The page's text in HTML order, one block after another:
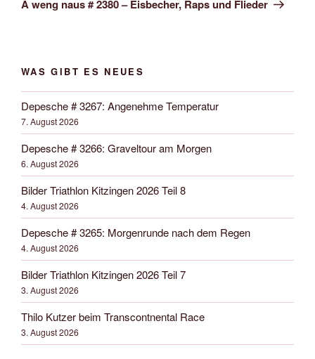
A weng naus # 2380 – Eisbecher, Raps und Flieder
WAS GIBT ES NEUES
Depesche # 3267: Angenehme Temperatur
7. August 2026
Depesche # 3266: Graveltour am Morgen
6. August 2026
Bilder Triathlon Kitzingen 2026 Teil 8
4. August 2026
Depesche # 3265: Morgenrunde nach dem Regen
4. August 2026
Bilder Triathlon Kitzingen 2026 Teil 7
3. August 2026
Thilo Kutzer beim Transcontnental Race
3. August 2026